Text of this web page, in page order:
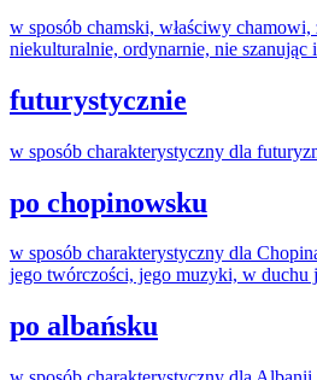
w sposób chamski, właściwy chamowi,
niekulturalnie, ordynarnie, nie szanując
futurystycznie
w sposób charakterystyczny dla
po chopinowsku
w sposób charakterystyczny dla
jego twórczości, jego muzyki, w duchu
po albańsku